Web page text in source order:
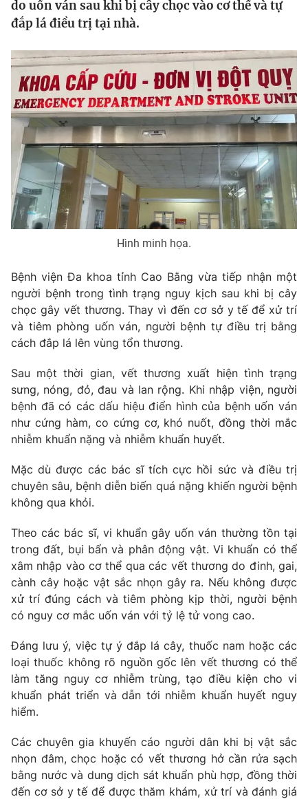
Tin tức
Thế giới đó đây
Câu chuyện quốc tế
Kinh tế
Tài chính
Thị trường
Góc doanh nghiệp
Dữ liệu và đời sống
Truyền hình
Phim VTV
Hậu trường
Khán giả
Giải sao mai
Giải trí
Điện ảnh
Sao
Làm đẹp
Chất lượng cuộc sống
Giáo dục
Tuyển sinh
Học trực tuyến
Công nghệ
Hitech Công nghệ tương lai
Sản phẩm
Thị trường
Tư vấn
Lịch phát sóng
Chuyên mục khác
Emagazine Podcast
Photo
Video Shorts video
VTV Money VTV Thể thao
Thị trường 24h Tấm lòng Việt
VTV4
VTV9 VTV8
Liên hệ tòa soạn English
do uốn ván sau khi bị cây chọc vào cơ thể và tự
đắp lá điều trị tại nhà.
Hình minh họa.
Bệnh viện Đa khoa tỉnh Cao Bằng vừa tiếp nhận một
người bệnh trong tình trạng nguy kịch sau khi bị cây
chọc gây vết thương. Thay vì đến cơ sở y tế để xử trí
và tiêm phòng uốn ván, người bệnh tự điều trị bằng
cách đắp lá lên vùng tổn thương.
Sau một thời gian, vết thương xuất hiện tình trạng
sưng, nóng, đỏ, đau và lan rộng. Khi nhập viện, người
bệnh đã có các dấu hiệu điển hình của bệnh uốn ván
như cứng hàm, co cứng cơ, khó nuốt, đồng thời mắc
nhiễm khuẩn nặng và nhiễm khuẩn huyết.
Mặc dù được các bác sĩ tích cực hồi sức và điều trị
chuyên sâu, bệnh diễn biến quá nặng khiến người bệnh
không qua khỏi.
Theo các bác sĩ, vi khuẩn gây uốn ván thường tồn tại
trong đất, bụi bẩn và phân động vật. Vi khuẩn có thể
xâm nhập vào cơ thể qua các vết thương do đinh, gai,
cành cây hoặc vật sắc nhọn gây ra. Nếu không được
xử trí đúng cách và tiêm phòng kịp thời, người bệnh
có nguy cơ mắc uốn ván với tỷ lệ tử vong cao.
Đáng lưu ý, việc tự ý đắp lá cây, thuốc nam hoặc các
loại thuốc không rõ nguồn gốc lên vết thương có thể
làm tăng nguy cơ nhiễm trùng, tạo điều kiện cho vi
khuẩn phát triển và dẫn tới nhiễm khuẩn huyết nguy
hiểm.
Các chuyên gia khuyến cáo người dân khi bị vật sắc
nhọn đâm, chọc hoặc có vết thương hở cần rửa sạch
bằng nước và dung dịch sát khuẩn phù hợp, đồng thời
đến cơ sở y tế để được thăm khám, xử trí và đánh giá